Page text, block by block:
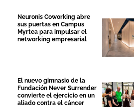
Neuronis Coworking abre
sus puertas en Campus
Myrtea para impulsar el
networking empresarial
El nuevo gimnasio de la
Fundación Never Surrender
convierte el ejercicio en un
aliado contra el cáncer